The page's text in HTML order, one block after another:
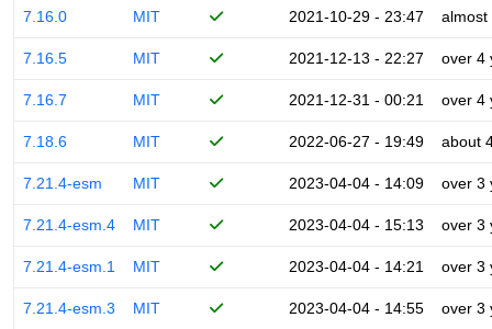
7.16.0 MIT 2021-10-29 - 23:47 almost
7.16.5 MIT 2021-12-13 - 22:27 over 4
7.16.7 MIT 2021-12-31 - 00:21 over 4
7.18.6 MIT 2022-06-27 - 19:49 about
7.21.4-esm MIT 2023-04-04 - 14:09 over 3
7.21.4-esm.4 MIT 2023-04-04 - 15:13 over 3
7.21.4-esm.1 MIT 2023-04-04 - 14:21 over 3
7.21.4-esm.3 MIT 2023-04-04 - 14:55 over 3